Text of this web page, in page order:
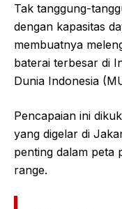
Tak tanggung-
dengan kapasitas
membuatnya
baterai terbesar di
Dunia Indonesia
Pencapaian ini
yang digelar di
penting dalam peta
range.